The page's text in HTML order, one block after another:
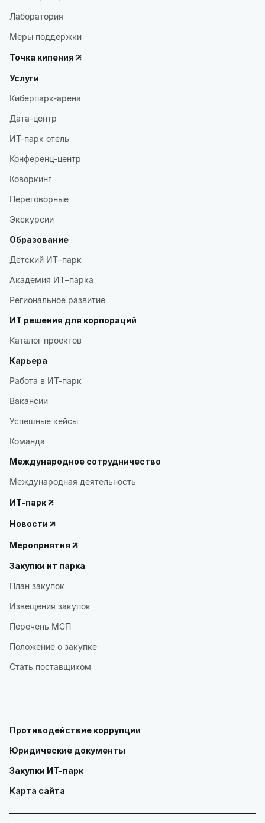
Лаборатория
Меры поддержки
Точка кипения
Услуги
Киберпарк-арена
Дата-центр
ИТ-парк отель
Конференц-центр
Коворкинг
Переговорные
Экскурсии
Образование
Детский ИТ–парк
Академия ИТ–парка
Региональное развитие
ИТ решения для корпораций
Каталог проектов
Карьера
Работа в ИТ-парк
Вакансии
Успешные кейсы
Команда
Международное сотрудничество
Международная деятельность
ИТ-парк
Новости
Мероприятия
Закупки ит парка
План закупок
Извещения закупок
Перечень МСП
Положение о закупке
Стать поставщиком
Противодействие коррупции
Юридические документы
Закупки ИТ-парк
Карта сайта